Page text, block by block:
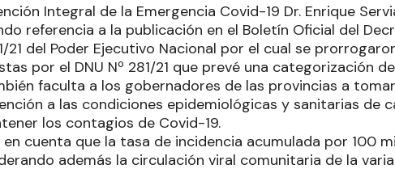
Integral de la Emergencia Covid-19 Dr. Enrique
referencia a la publicación en el Boletín Oficial del
21 del Poder Ejecutivo Nacional por el cual se
por el DNU Nº 281/21 que prevé una categorización
faculta a los gobernadores de las provincias a
a las condiciones epidemiológicas y sanitarias de
los contagios de Covid-19.
cuenta que la tasa de incidencia acumulada por 100
además la circulación viral comunitaria de la